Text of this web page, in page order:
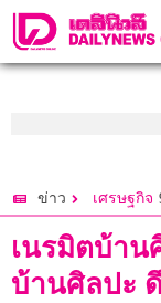
ข่าว เศรษฐกิจ
เนรมิตบ้าน
บ้านศิลปะ